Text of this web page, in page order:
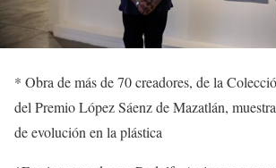
* Obra demás de 70 creadores, de la
del Premio López Sáenz de Mazatlán,
de evolución en la plástica